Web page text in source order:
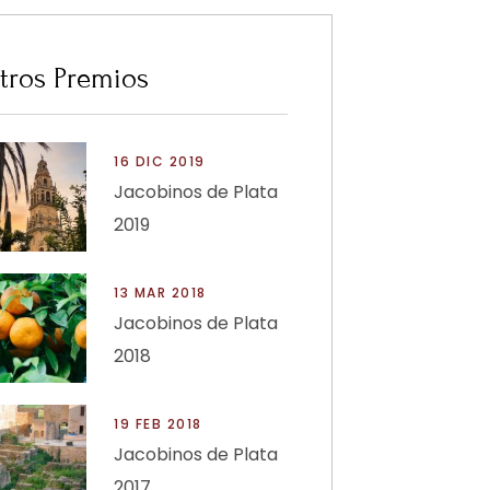
Premios
16 DIC 2019
Jacobinos de Plata
2019
13 MAR 2018
Jacobinos de Plata
2018
19 FEB 2018
Jacobinos de Plata